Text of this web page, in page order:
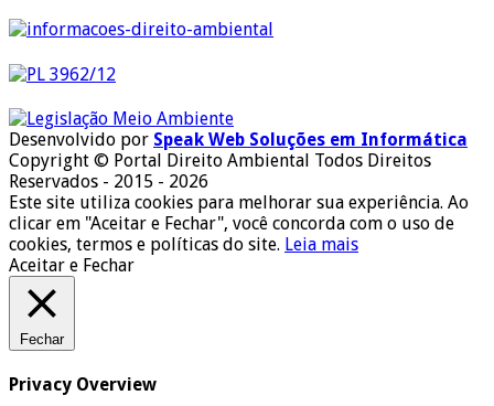
Desenvolvido por Speak Web Soluções em Informática
Copyright © Portal Direito Ambiental Todos Direitos
Reservados - 2015 - 2026
Este site utiliza cookies para melhorar sua experiência. Ao
clicar em "Aceitar e Fechar", você concorda com o uso de
cookies, termos e políticas do site. Leia mais
Aceitar e Fechar
Fechar
Privacy Overview